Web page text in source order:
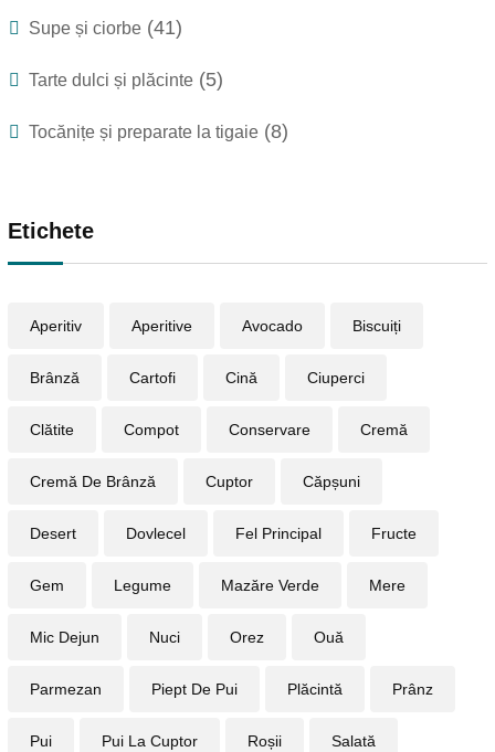
Supe și ciorbe (41)
Tarte dulci și plăcinte (5)
Tocănițe și preparate la tigaie (8)
Etichete
Aperitiv Aperitive Avocado Biscuiți
Brânză Cartofi Cină Ciuperci
Clătite Compot Conservare Cremă
Cremă De Brânză Cuptor Căpșuni
Desert Dovlecel Fel Principal Fructe
Gem Legume Mazăre Verde Mere
Mic Dejun Nuci Orez Ouă
Parmezan Piept De Pui Plăcintă Prânz
Pui Pui La Cuptor Roșii Salată